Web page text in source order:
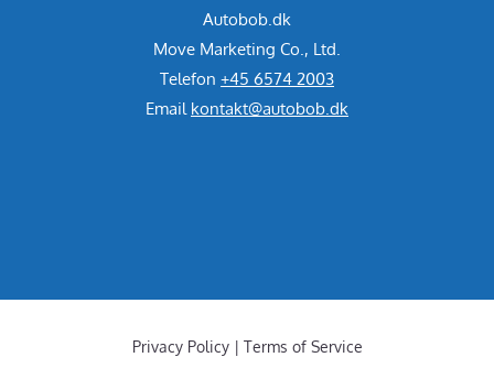
Autobob.dk
Move Marketing Co., Ltd.
Telefon +45 6574 2003
Email kontakt@autobob.dk
Privacy Policy | Terms of Service